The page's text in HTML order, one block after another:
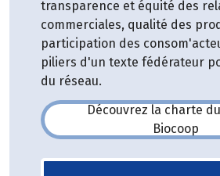
transparence et équité des
commerciales, qualité des
participation des
piliers d'un texte fédérateur
du réseau.
Découvrez la charte
Biocoop